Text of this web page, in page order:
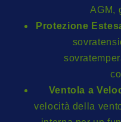
AGM,
Protezione
Ventola a
velocità della